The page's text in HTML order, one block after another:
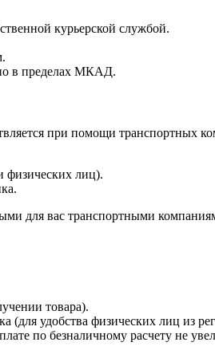
курьерской службой.
в пределах МКАД.
при помощи транспортных
физических лиц).
для вас транспортными
товара).
(для удобства физических лиц из
по безналичному расчету не